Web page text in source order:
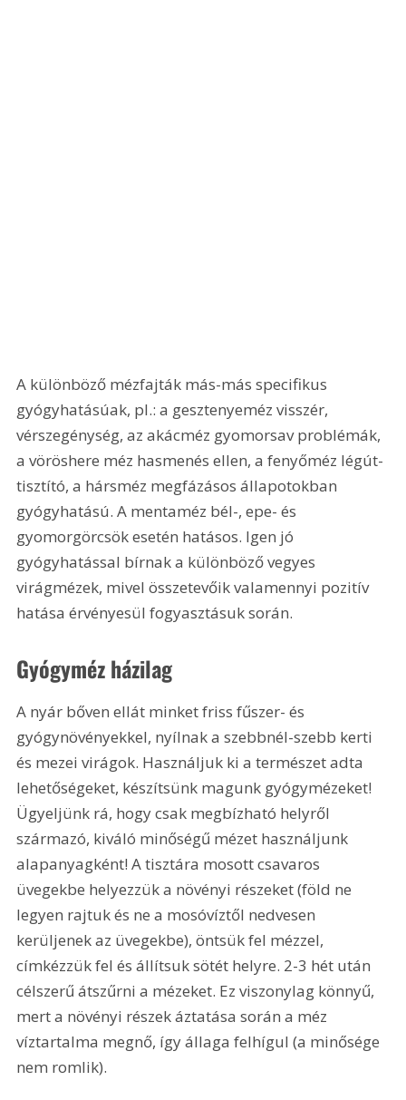
A különböző mézfajták más-más specifikus
gyógyhatásúak, pl.: a gesztenyeméz visszér,
vérszegénység, az akácméz gyomorsav problémák,
a vöröshere méz hasmenés ellen, a fenyőméz légút-
tisztító, a hársméz megfázásos állapotokban
gyógyhatású. A mentaméz bél-, epe- és
gyomorgörcsök esetén hatásos. Igen jó
gyógyhatással bírnak a különböző vegyes
virágmézek, mivel összetevőik valamennyi pozitív
hatása érvényesül fogyasztásuk során.
Gyógyméz házilag
A nyár bőven ellát minket friss fűszer- és
gyógynövényekkel, nyílnak a szebbnél-szebb kerti
és mezei virágok. Használjuk ki a természet adta
lehetőségeket, készítsünk magunk gyógymézeket!
Ügyeljünk rá, hogy csak megbízható helyről
származó, kiváló minőségű mézet használjunk
alapanyagként! A tisztára mosott csavaros
üvegekbe helyezzük a növényi részeket (föld ne
legyen rajtuk és ne a mosóvíztől nedvesen
kerüljenek az üvegekbe), öntsük fel mézzel,
címkézzük fel és állítsuk sötét helyre. 2-3 hét után
célszerű átszűrni a mézeket. Ez viszonylag könnyű,
mert a növényi részek áztatása során a méz
víztartalma megnő, így állaga felhígul (a minősége
nem romlik).